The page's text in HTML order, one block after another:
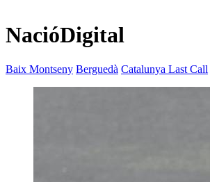
NacióDigital
Baix Montseny Berguedà Catalunya Last Call